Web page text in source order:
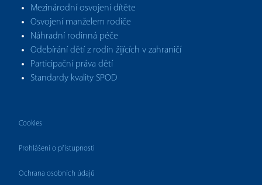
Mezinárodní osvojení dítěte
Osvojení manželem rodiče
Náhradní rodinná péče
Odebírání dětí z rodin žijících v zahraničí
Participační práva dětí
Standardy kvality SPOD
Cookies
Prohlášení o přístupnosti
Ochrana osobních údajů